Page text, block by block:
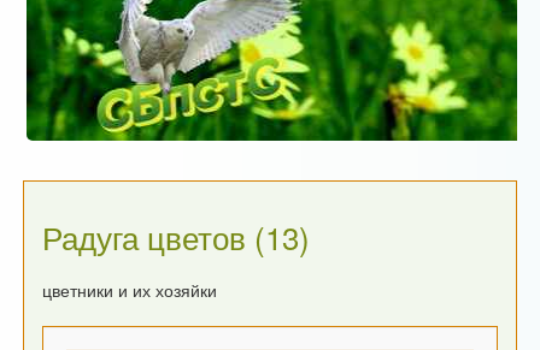
Радуга цветов (13)
цветники и их хозяйки